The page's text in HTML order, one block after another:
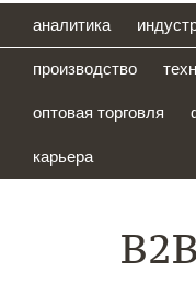
аналитика
производство
оптовая торговля
карьера